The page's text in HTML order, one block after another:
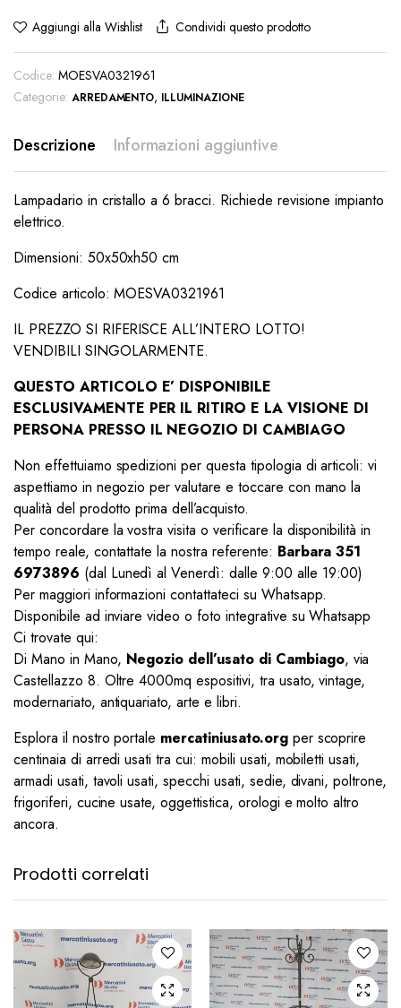
Aggiungi alla Wishlist Condividi questo prodotto
Codice: MOESVA0321961
Categorie: ARREDAMENTO, ILLUMINAZIONE
Descrizione Informazioni aggiuntive
Lampadario in cristallo a 6 bracci. Richiede revisione impianto
elettrico.
Dimensioni: 50x50xh50 cm
Codice articolo: MOESVA0321961
IL PREZZO SI RIFERISCE ALL’INTERO LOTTO!
VENDIBILI SINGOLARMENTE.
QUESTO ARTICOLO E’ DISPONIBILE
ESCLUSIVAMENTE PER IL RITIRO E LA VISIONE DI
PERSONA PRESSO IL NEGOZIO DI CAMBIAGO
Non effettuiamo spedizioni per questa tipologia di articoli: vi
aspettiamo in negozio per valutare e toccare con mano la
qualità del prodotto prima dell’acquisto.
Per concordare la vostra visita o verificare la disponibilità in
tempo reale, contattate la nostra referente: Barbara 351
6973896 (dal Lunedì al Venerdì: dalle 9:00 alle 19:00)
Per maggiori informazioni contattateci su Whatsapp.
Disponibile ad inviare video o foto integrative su Whatsapp
Ci trovate qui:
Di Mano in Mano, Negozio dell’usato di Cambiago, via
Castellazzo 8. Oltre 4000mq espositivi, tra usato, vintage,
modernariato, antiquariato, arte e libri.
Esplora il nostro portale mercatiniusato.orgper scoprire
centinaia di arredi usati tra cui: mobili usati, mobiletti usati,
armadi usati, tavoli usati, specchi usati, sedie, divani, poltrone,
frigoriferi, cucine usate, oggettistica, orologi e molto altro
ancora.
Prodotti correlati